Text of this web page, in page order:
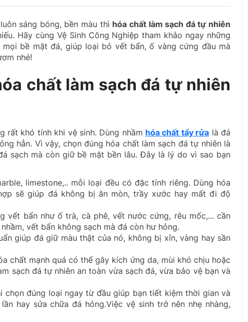
sáng bóng, bền màu thì hóa chất làm sạch đá tự nhiên
Hãy cùng Vệ Sinh Công Nghiệp tham khảo ngay những
bề mặt đá, giúp loại bỏ vết bẩn, ố vàng cứng đầu mà
nhé!
chất làm sạch đá tự nhiên
rất khó tính khi vệ sinh. Dùng nhầm hóa chất tẩy rửa là đá
hẳn. Vì vậy, chọn đúng hóa chất làm sạch đá tự nhiên là
sạch mà còn giữ bề mặt bền lâu. Đây là lý do vì sao bạn
limestone,.. mỗi loại đều có đặc tính riêng. Dùng hóa
sẽ giúp đá không bị ăn mòn, trầy xước hay mất đi độ
vết bẩn như ố trà, cà phê, vết nước cứng, rêu mốc,... cần
vết bẩn không sạch mà đá còn hư hỏng.
giúp đá giữ màu thật của nó, không bị xỉn, vàng hay sần
chất mạnh quá có thể gây kích ứng da, mùi khó chịu hoặc
sạch đá tự nhiên an toàn vừa sạch đá, vừa bảo vệ bạn và
chọn đúng loại ngay từ đầu giúp bạn tiết kiệm thời gian và
hay sửa chữa đá hỏng.Việc vệ sinh trở nên nhẹ nhàng,